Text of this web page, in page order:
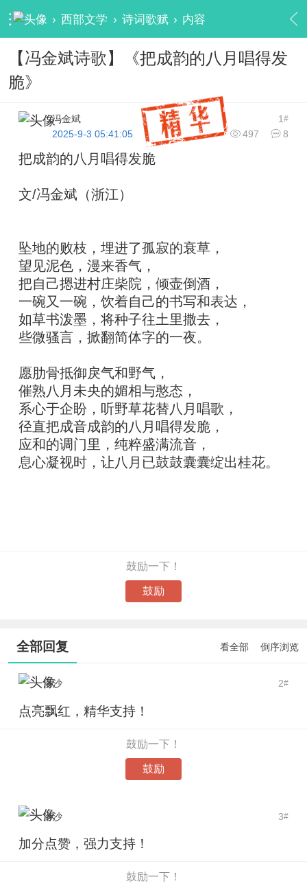
› 西部文学 › 诗词歌赋 › 内容
【冯金斌诗歌】《把成韵的八月唱得发
脆》
1#
冯金斌
497
8
2025-9-3 05:41:05
把成韵的八月唱得发脆
文/冯金斌（浙江）
坠地的败枝，埋进了孤寂的衰草，
望见泥色，漫来香气，
把自己摁进村庄柴院，倾壶倒酒，
一碗又一碗，饮着自己的书写和表达，
如草书泼墨，将种子往土里撒去，
些微骚言，掀翻简体字的一夜。
愿肋骨抵御戾气和野气，
催熟八月未央的媚相与憨态，
系心于企盼，听野草花替八月唱歌，
径直把成音成韵的八月唱得发脆，
应和的调门里，纯粹盛满流音，
息心凝视时，让八月已鼓鼓囊囊绽出桂花。
鼓励一下！
鼓励
全部回复 看全部 倒序浏览
2#
洛沙
点亮飘红，精华支持！
鼓励一下！
鼓励
3#
洛沙
加分点赞，强力支持！
鼓励一下！